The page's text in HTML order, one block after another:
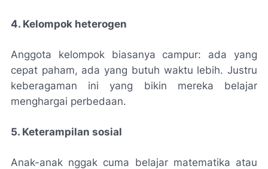
4. Kelompok heterogen
Anggota kelompok biasanya campur: ada yang
cepat paham, ada yang butuh waktu lebih. Justru
keberagaman ini yang bikin mereka belajar
menghargai perbedaan.
5. Keterampilan sosial
Anak-anak nggak cuma belajar matematika atau